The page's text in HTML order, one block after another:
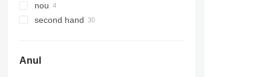
nou
second hand
Anul